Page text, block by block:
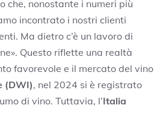
che, nonostante i numeri più
incontrato i nostri clienti
Ma dietro c’è un lavoro di
Questo riflette una realtà
favorevole e il mercato del vino
(DWI), nel 2024 si è registrato
di vino. Tuttavia, l’Italia